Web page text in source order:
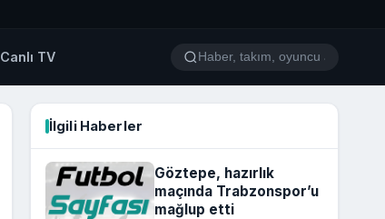
Canlı TV
İlgili Haberler
Göztepe, hazırlık
maçında Trabzonspor’u
mağlup etti